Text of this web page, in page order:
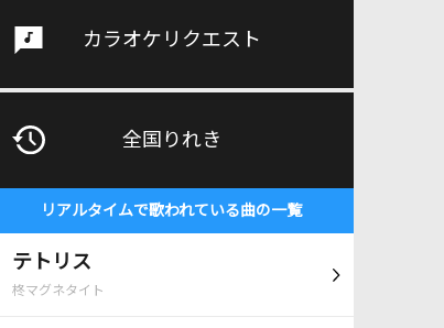
カラオケリクエスト
全国りれき
リアルタイムで歌われている曲の一覧
テトリス
柊マグネタイト